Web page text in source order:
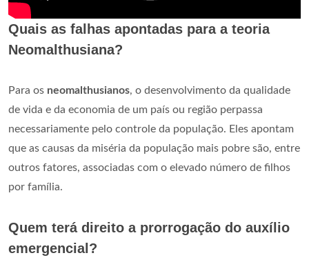
Quais as falhas apontadas para a teoria
Neomalthusiana?
Para os neomalthusianos, o desenvolvimento da qualidade
de vida e da economia de um país ou região perpassa
necessariamente pelo controle da população. Eles apontam
que as causas da miséria da população mais pobre são, entre
outros fatores, associadas com o elevado número de filhos
por família.
Quem terá direito a prorrogação do auxílio
emergencial?